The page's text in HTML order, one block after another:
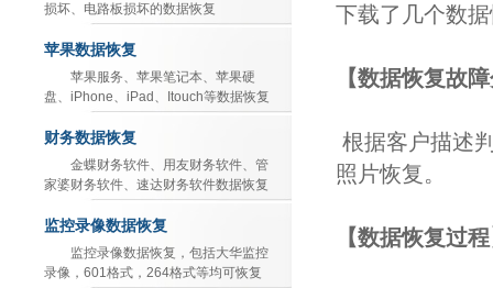
损坏、电路板损坏的数据恢复
苹果数据恢复
苹果服务、苹果笔记本、苹果硬
盘、iPhone、iPad、Itouch等数据恢复
财务数据恢复
金蝶财务软件、用友财务软件、管
家婆财务软件、速达财务软件数据恢复
监控录像数据恢复
监控录像数据恢复，包括大华监控
录像，601格式，264格式等均可恢复
下载了几个数
【数据恢复故
根据客户描述
照片恢复。
【数据恢复过